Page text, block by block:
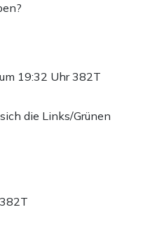
19:32 Uhr382T
die Links/Grünen
382T